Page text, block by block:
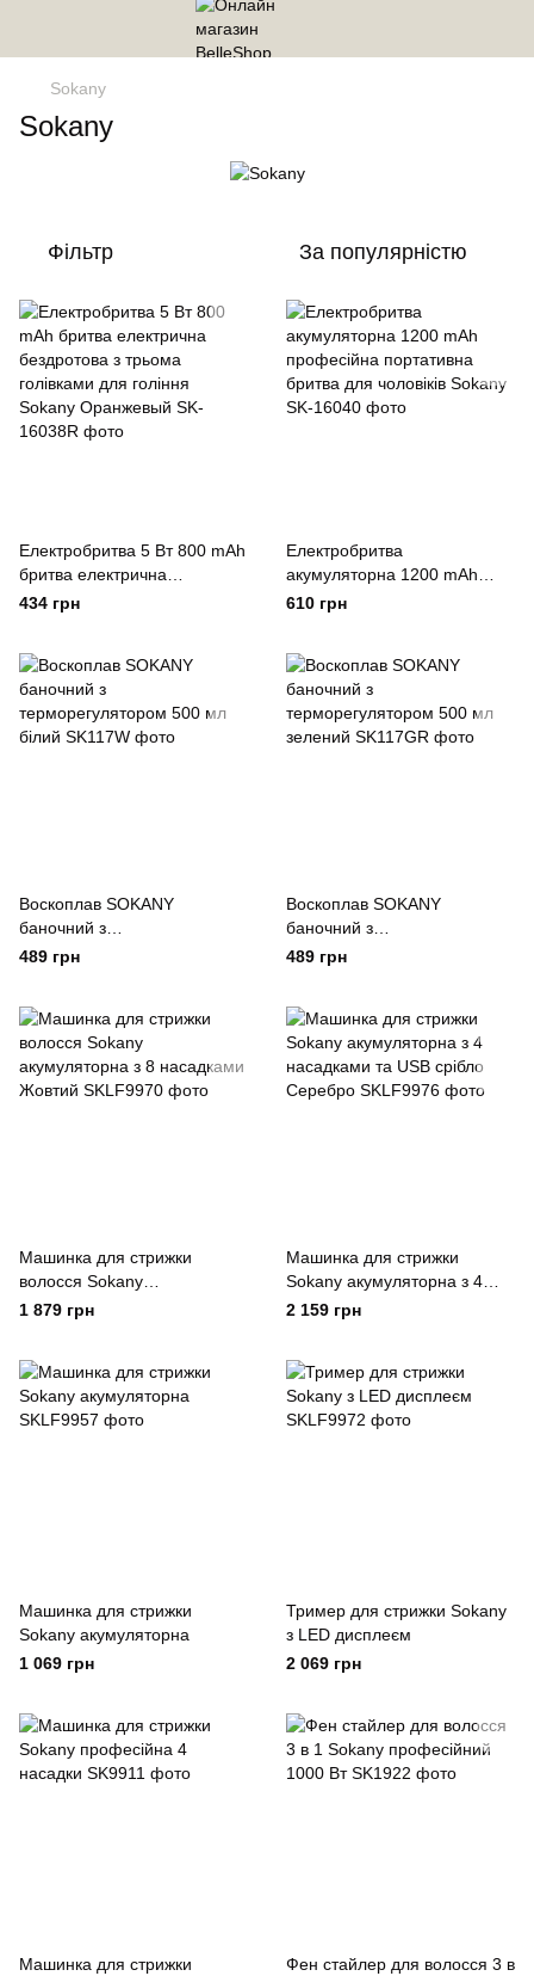
Sokany
Sokany
Фільтр За популярністю
Електробритва 5 Вт 800 mAh
бритва електрична
бездротова з трьома
434 грн
Електробритва
акумуляторна 1200 mAh
професійна портативна
610 грн
Воскоплав SOKANY
баночний з
терморегулятором 500 мл
489 грн
Воскоплав SOKANY
баночний з
терморегулятором 500 мл
489 грн
Машинка для стрижки
волосся Sokany
акумуляторна з 8 насадками
1 879 грн
Машинка для стрижки
Sokany акумуляторна з 4
насадками та USB срібло
2 159 грн
Машинка для стрижки
Sokany акумуляторна
1 069 грн
Тример для стрижки Sokany
з LED дисплеєм
2 069 грн
Машинка для стрижки
Фен стайлер для волосся 3 в